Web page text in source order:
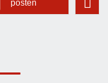
posten